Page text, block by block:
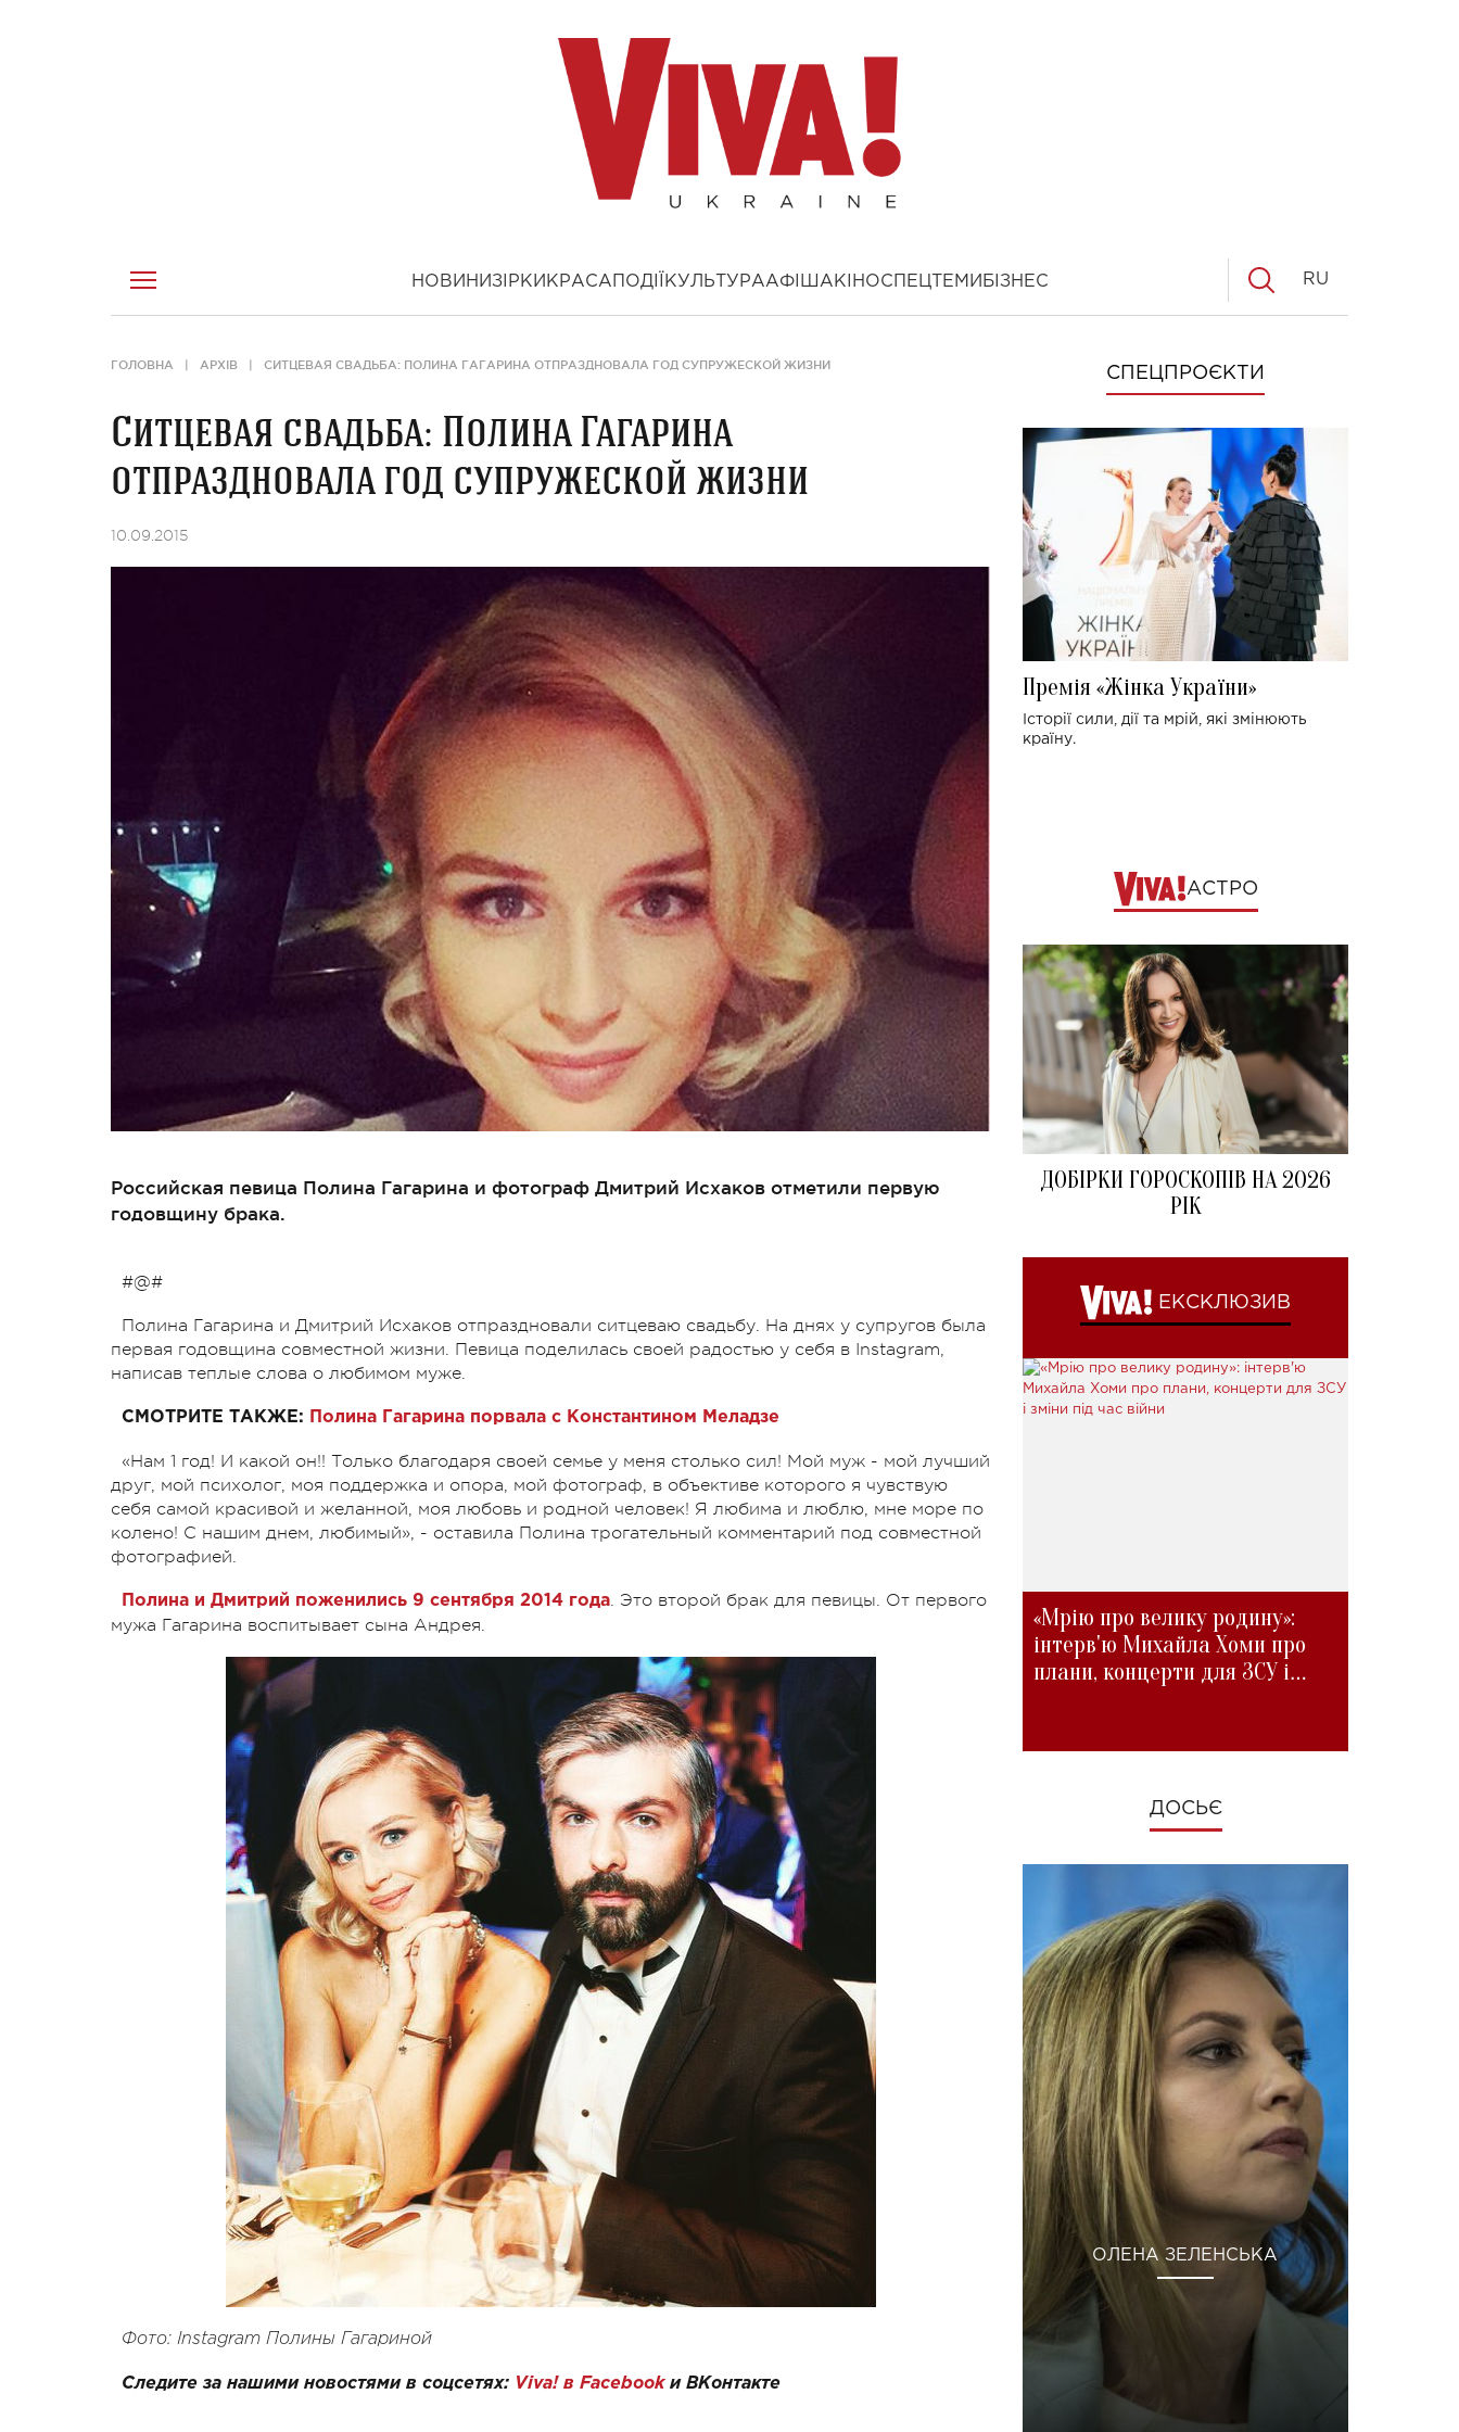
НОВИНИ ЗІРКИ КРАСА ПОДІЇ КУЛЬТУРААФІША КІНОСПЕЦТЕМИ БІЗНЕС RU
ГОЛОВНА АРХІВ СИТЦЕВАЯ СВАДЬБА: ПОЛИНА ГАГАРИНА ОТПРАЗДНОВАЛА ГОД СУПРУЖЕСКОЙ ЖИЗНИ
Ситцевая свадьба: Полина Гагарина
отпраздновала год супружеской жизни
10.09.2015
Российская певица Полина Гагарина и фотограф Дмитрий Исхаков отметили первую
годовщину брака.
#@#
Полина Гагарина и Дмитрий Исхаков отпраздновали ситцеваю свадьбу. На днях у супругов была
первая годовщина совместной жизни. Певица поделилась своей радостью у себя в Instagram,
написав теплые слова о любимом муже.
СМОТРИТЕ ТАКЖЕ: Полина Гагарина порвала с Константином Меладзе
«Нам 1 год! И какой он!! Только благодаря своей семье у меня столько сил! Мой муж - мой лучший
друг, мой психолог, моя поддержка и опора, мой фотограф, в объективе которого я чувствую
себя самой красивой и желанной, моя любовь и родной человек! Я любима и люблю, мне море по
колено! С нашим днем, любимый», - оставила Полина трогательный комментарий под совместной
фотографией.
Полина и Дмитрий поженились 9 сентября 2014 года. Это второй брак для певицы. От первого
мужа Гагарина воспитывает сына Андрея.
Фото: Instagram Полины Гагариной
Следите за нашими новостями в соцсетях: Viva! в Facebookи ВКонтакте
СПЕЦПРОЄКТИ
Премія «Жінка України»
Історії сили, дії та мрій, які змінюють
країну.
АСТРО
ДОБІРКИ ГОРОСКОПІВ НА 2026
РІК
ЕКСКЛЮЗИВ
«Мрію про велику родину»:
інтерв'ю Михайла Хоми про
плани, концерти для ЗСУ і
ДОСЬЄ
ОЛЕНА ЗЕЛЕНСЬКА